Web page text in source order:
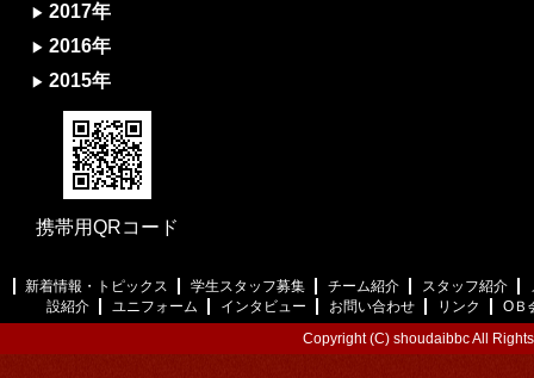
2017年
2016年
2015年
携帯用QRコード
新着情報・トピックス 学生スタッフ募集 チーム紹介 スタッフ紹介
設紹介
ユニフォーム インタビュー お問い合わせ リンク
ОＢ
Copyright (C) shoudaibbc All